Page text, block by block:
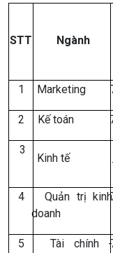
STT Ngành
1 Marketing
2 Kế toán
3
Kinh tế
4
Quản trị kinh
doanh
5
Tài chính -